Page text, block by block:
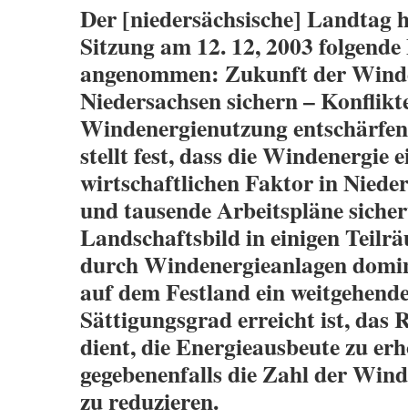
Der [niedersächsische] Landtag
Sitzung am 12. 12, 2003
angenommen: Zukunft der
Niedersachsen sichern –
Windenergienutzung
stellt fest, dass die Windenergie
wirtschaftlichen Faktor in
und tausen­de Arbeitspläne
Landschaftsbild in einigen
durch Windenergieanlagen
auf dem Festland ein
Sättigungsgrad erreicht ist, das
dient, die Energieausbeute zu
gegebenenfalls die Zahl der
zu reduzieren.